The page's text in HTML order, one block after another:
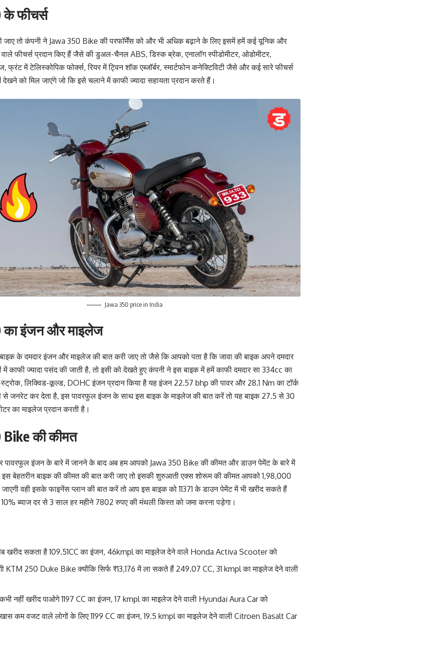
के फीचर्स
जाए तो कंपनी ने Jawa 350 Bike की परफॉर्मेंस को और भी अधिक बढ़ाने के लिए इसमें हमें कई यूनिक और
वाले फीचर्स प्रदान किए हैं जैसे की डुअल-चैनल ABS, डिस्क ब्रेक, एनालॉग स्पीडोमीटर, ओडोमीटर,
फ्रंट में टेलिस्कोपिक फोर्क्स, रियर में ट्विन शॉक एब्जॉर्बर, स्मार्टफोन कनेक्टिविटी जैसे और कई सारे फीचर्स
को मिल जाएंगे जो कि इसे चलाने में काफी ज्यादा सहायता प्रदान करते हैं।
Jawa 350 price in India
का इंजन और माइलेज
के दमदार इंजन और माइलेज की बात करी जाए तो जैसे कि आपको पता है कि जावा की बाइक अपने दमदार
काफी ज्यादा पसंद की जाती है, तो इसी को देखते हुए कंपनी ने इस बाइक में हमें काफी दमदार सा 334cc का
लिक्विड-कूल्ड, DOHC इंजन प्रदान किया है यह इंजन 22.57 bhp की पावर और 28.1 Nm का टॉर्क
से जनरेट कर देता है, इस पावरफुल इंजन के साथ इस बाइक के माइलेज की बात करें तो यह बाइक 27.5 से 30
का माइलेज प्रदान करती है।
Bike की कीमत
पावरफुल इंजन के बारे में जानने के बाद अब हम आपको Jawa 350 Bike की कीमत और डाउन पेमेंट के बारे में
इस बेहतरीन बाइक की कीमत की बात करी जाए तो इसकी शुरुआती एक्स शोरूम की कीमत आपको 1,98,000
वही इसके फाइनेंस प्लान की बात करें तो आप इस बाइक को 11371 के डाउन पेमेंट में भी खरीद सकते हैं
ब्याज दर से 3 साल हर महीने 7802 रुपए की मंथली किस्त को जमा करना पड़ेगा।
खरीद सकता है 109.51CC का इंजन, 46kmpl का माइलेज देने वाले Honda Activa Scooter को
KTM 250 Duke Bike क्योंकि सिर्फ ₹13,176 में ला सकते हैं 249.07 CC, 31 kmpl का माइलेज देने वाली
कभी नहीं खरीद पाओगे 1197 CC का इंजन, 17 kmpl का माइलेज देने वाली Hyundai Aura Car को
कम वजट वाले लोगों के लिए 1199 CC का इंजन, 19.5 kmpl का माइलेज देने वाली Citroen Basalt Car